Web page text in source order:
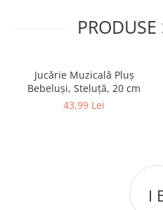
Jucărie Muzicală Pluș
Bebeluși, Steluță, 20 cm
43,99 Lei